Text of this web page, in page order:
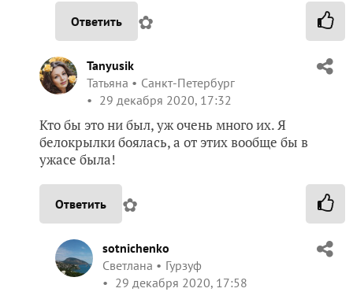
Ответить ✿
Tanyusik
Татьяна
Санкт-Петербург
29 декабря 2020, 17:32
Кто бы это ни был, уж очень много их. Я
белокрылки боялась, а от этих вообще бы в
ужасе была!
Ответить ✿
sotnichenko
Светлана
Гурзуф
29 декабря 2020, 17:58